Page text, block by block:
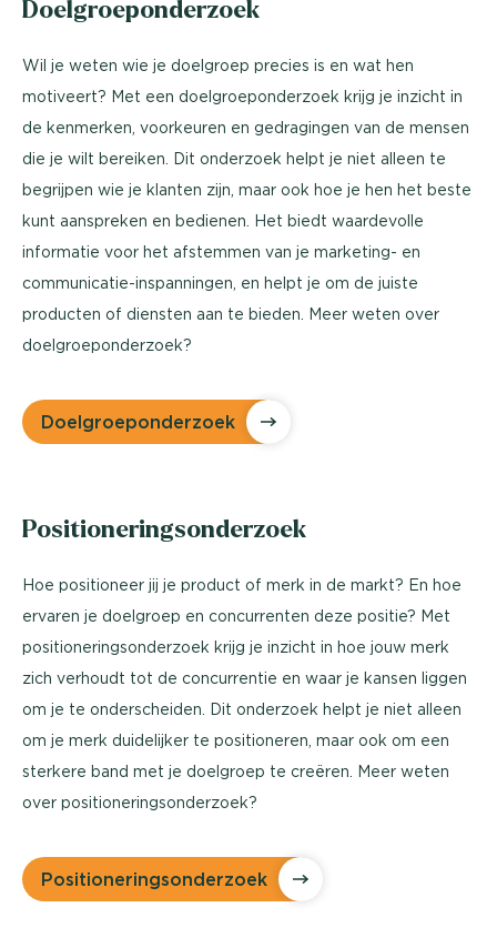
Doelgroeponderzoek
Wil je weten wie je doelgroep precies is en wat hen
motiveert? Met een doelgroeponderzoek krijg je inzicht in
de kenmerken, voorkeuren en gedragingen van de mensen
die je wilt bereiken. Dit onderzoek helpt je niet alleen te
begrijpen wie je klanten zijn, maar ook hoe je hen het beste
kunt aanspreken en bedienen. Het biedt waardevolle
informatie voor het afstemmen van je marketing- en
communicatie-inspanningen, en helpt je om de juiste
producten of diensten aan te bieden. Meer weten over
doelgroeponderzoek?
Doelgroeponderzoek
Positioneringsonderzoek
Hoe positioneer jij je product of merk in de markt? En hoe
ervaren je doelgroep en concurrenten deze positie? Met
positioneringsonderzoek krijg je inzicht in hoe jouw merk
zich verhoudt tot de concurrentie en waar je kansen liggen
om je te onderscheiden. Dit onderzoek helpt je niet alleen
om je merk duidelijker te positioneren, maar ook om een
sterkere band met je doelgroep te creëren. Meer weten
over positioneringsonderzoek?
Positioneringsonderzoek